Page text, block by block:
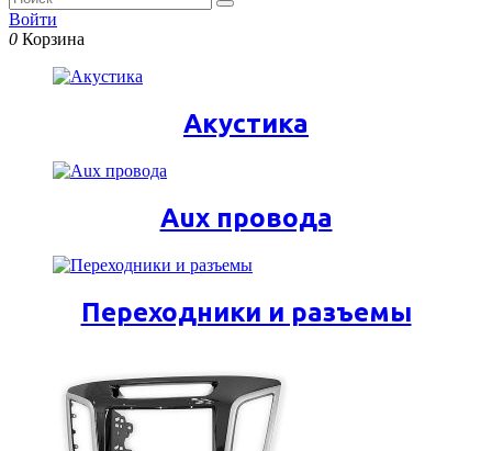
Войти
0 Корзина
Акустика
Aux провода
Переходники и разъемы